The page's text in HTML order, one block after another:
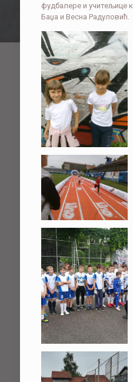
фудбалере и учитељице
Баџа и Весна Радуловић.